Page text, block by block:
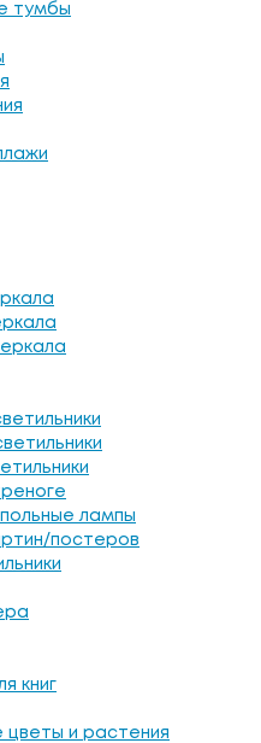
тумбы
лампы
постеров
книг
цветы и растения